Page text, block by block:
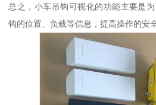
总之，小车吊钩可视化的功能主要是
钩的位置、负载等信息，提高操作的安